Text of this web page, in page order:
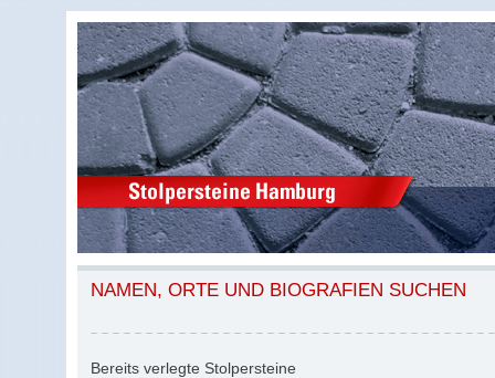
NAMEN, ORTE UND BIOGRAFIEN SUCHEN
Bereits verlegte Stolpersteine